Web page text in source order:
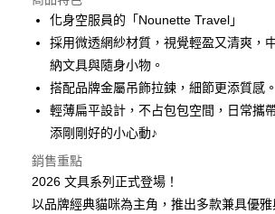
3 期 0 利率 每期
合作金庫商業銀行
第一商
華南商業銀行
國泰世華商業銀行
兆豐國
臺灣中小企業銀行
台中商
匯豐（台灣）商業銀行
聯邦商業銀行
玉山商業銀行
台新國際商業銀行
中國信
LINE Pay
街口支付
運送方式
化身空服員的「Nounette Travel」
採用微透網紗材質，視覺輕盈又清爽，
納文具與隨身小物。
搭配品牌金屬吊飾拉鍊，細節更添質感。
輕薄扁平設計，不占包包空間，日常攜
添剛剛好的小心動♪
銷售重點
2026 文具系列正式登場！
以品牌經典貓咪為主角，推出多款兼具優雅